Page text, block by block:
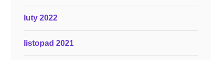
luty 2022
listopad 2021